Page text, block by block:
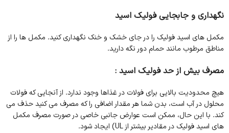
نگهداری و جابجاییفولیک اسید
مکمل های اسید فولیک را در جای خشک و خنک نگهداری کنید. مکمل ها را از
مناطق مرطوب مانند حمام دور نگه دارید.
مصرف بیش از حد فولیک اسید :
هیچ محدودیت بالایی برای فولات در غذاها وجود ندارد. از آنجایی که فولات
محلول در آب است، بدن شما هر مقدار اضافی را که مصرف می کنید حذف می
کند. با این حال، ممکن است عوارض جانبی خاصی در صورت مصرف مکمل
های اسید فولیک در مقادیر بیشتر از UL) ایجاد شود.